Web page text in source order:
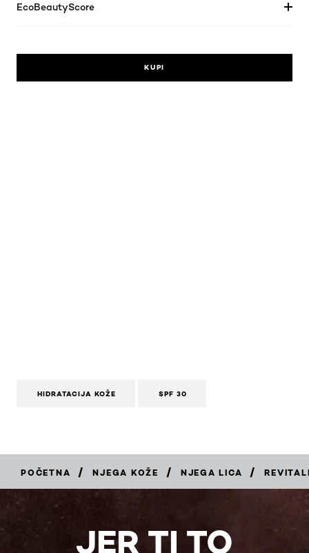
EcoBeautyScore
KUPI
HIDRATACIJA KOŽE SPF 30
POČETNA / NJEGA KOŽE / NJEGA LICA /
KUPI
JER TI TO